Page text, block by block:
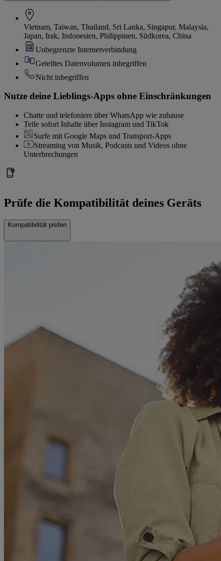
Vietnam, Taiwan, Thailand, Sri Lanka, Singapur, Malaysia,
Japan, Irak, Indonesien, Philippinen, Südkorea, China
Unbegrenzte Internetverbindung
Geteiltes Datenvolumen inbegriffen
Nicht inbegriffen
Nutze deine Lieblings-Apps ohne Einschränkungen
Chatte und telefoniere über WhatsApp wie zuhause
Teile sofort Inhalte über Instagram und TikTok
Surfe mit Google Maps und Transport-Apps
Streaming von Musik, Podcasts und Videos ohne
Unterbrechungen
Prüfe die Kompatibilität deines Geräts
Kompatibilität prüfen